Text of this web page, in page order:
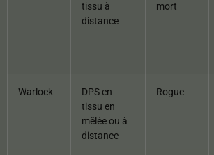
tissu à
distance
mort
Warlock
DPS en
tissu en
mêlée ou à
distance
Rogue